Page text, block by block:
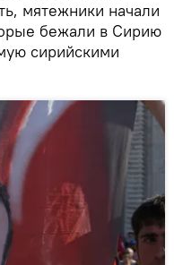
мятежники начали
бежали в Сирию
сирийскими